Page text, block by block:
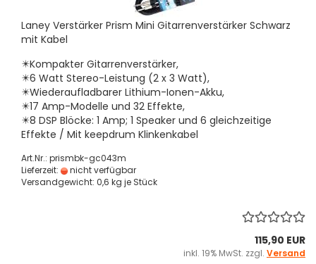
Laney Verstärker Prism Mini Gitarrenverstärker Schwarz
mit Kabel
✴️Kompakter Gitarrenverstärker,
✴️6 Watt Stereo-Leistung (2 x 3 Watt),
✴️Wiederaufladbarer Lithium-Ionen-Akku,
✴️17 Amp-Modelle und 32 Effekte,
✴️8 DSP Blöcke: 1 Amp; 1 Speaker und 6 gleichzeitige
Effekte / Mit keepdrum Klinkenkabel
Art.Nr.: prismbk-gc043m
Lieferzeit:
nicht verfügbar
Versandgewicht: 0,6 kg je Stück
115,90 EUR
inkl. 19% MwSt. zzgl. Versand